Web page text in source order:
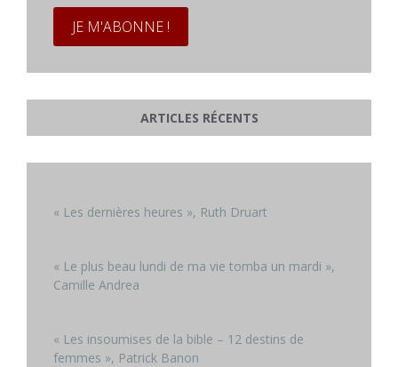
ARTICLES RÉCENTS
« Les dernières heures », Ruth Druart
« Le plus beau lundi de ma vie tomba un mardi »,
Camille Andrea
« Les insoumises de la bible – 12 destins de
femmes », Patrick Banon